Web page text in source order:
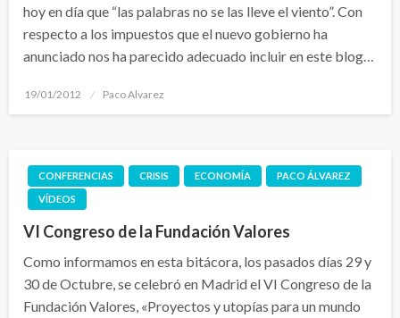
hoy en día que “las palabras no se las lleve el viento”. Con
respecto a los impuestos que el nuevo gobierno ha
anunciado nos ha parecido adecuado incluir en este blog…
Publicado
19/01/2012 Paco Alvarez
CONFERENCIAS CRISIS ECONOMÍA
PACO ÁLVAREZ
VÍDEOS
VI Congreso de la Fundación Valores
Como informamos en esta bitácora, los pasados días 29 y
30 de Octubre, se celebró en Madrid el VI Congreso de la
Fundación Valores, «Proyectos y utopías para un mundo